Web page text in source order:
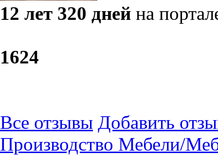
12 лет 320 дней на
1624
Все отзывы Добавить
Производство Мебели/